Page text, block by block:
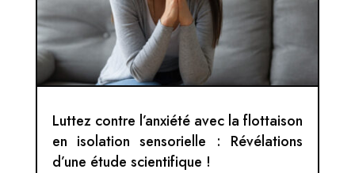
Luttez contre l’anxiété avec la flottaison
en isolation sensorielle : Révélations
d’une étude scientifique !